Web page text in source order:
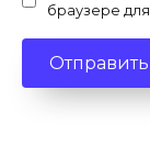
браузере